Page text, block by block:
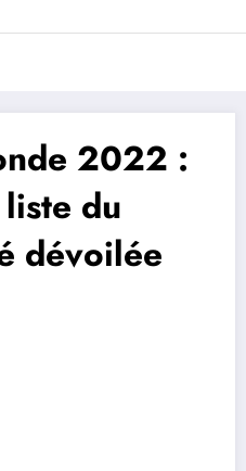
du football
2022 :
du
dévoilée